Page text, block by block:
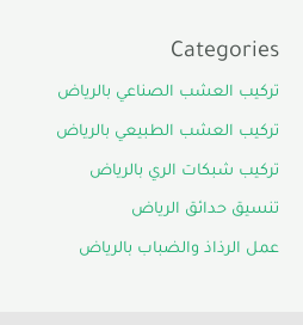
Categories
تركيب العشب الصناعي بالرياض
تركيب العشب الطبيعي بالرياض
تركيب شبكات الري بالرياض
تنسيق حدائق الرياض
عمل الرذاذ والضباب بالرياض